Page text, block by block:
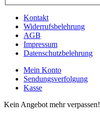
Kontakt
Widerrufsbelehrung
AGB
Impressum
Datenschutzbelehrung
Mein Konto
Sendungsverfolgung
Kasse
Kein Angebot mehr verpassen!